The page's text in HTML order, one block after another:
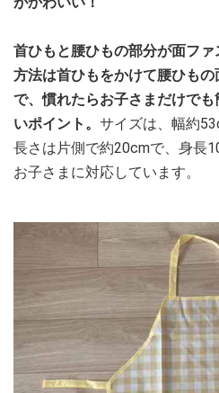
首ひもと腰ひもの部分が面フ
方法は首ひもをかけて腰ひも
で、慣れたらお子さまだけで
いポイント。 サイズは、幅約
長さは片側で約20cmで、身長
お子さまに対応しています。